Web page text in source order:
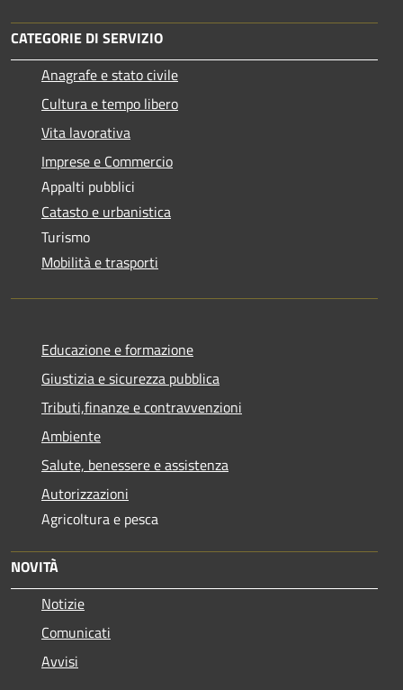
CATEGORIE DI SERVIZIO
Anagrafe e stato civile
Cultura e tempo libero
Vita lavorativa
Imprese e Commercio
Appalti pubblici
Catasto e urbanistica
Turismo
Mobilità e trasporti
Educazione e formazione
Giustizia e sicurezza pubblica
Tributi,finanze e contravvenzioni
Ambiente
Salute, benessere e assistenza
Autorizzazioni
Agricoltura e pesca
NOVITÀ
Notizie
Comunicati
Avvisi